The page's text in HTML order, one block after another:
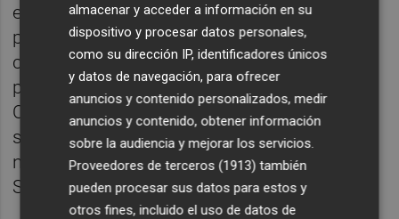
empresariales más representativas de la
pequeña y mediana empresa en la
composición del Consejo Estatal de la
pequeña y mediana empresa y del
Observatorio Estatal de la Morosidad
satisface las exigencias de idoneidad,
necesidad y proporcionalidad", argumenta el
Supremo.
almacenar y acceder a información en su
dispositivo y procesar datos personales,
como su dirección IP, identificadores únicos
y datos de navegación, para ofrecer
anuncios y contenido personalizados, medir
anuncios y contenido, obtener información
sobre la audiencia y mejorar los servicios.
Proveedores de terceros (1913) también
pueden procesar sus datos para estos y
otros fines, incluido el uso de datos de